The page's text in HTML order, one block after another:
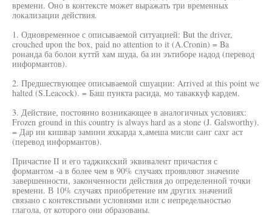
времени. Оно в контексте может выражать три временных
локализации действия.
1. Одновременное с описываемой ситуацией: But the driver,
crouched upon the box, paid no attention to it (A.Cronin) = Ba
ронанда ба болои куттй хам шуда, ба ин эътиборе надод (перевод
информантов).
2. Предшествующее описываемой сшуации: Arrived at this point we
halted (S.Leacock). = Баш пункта расида, мо таваккуф кардем.
3. Действие, постоянно возникающее в аналогичных условиях:
Frozen ground in this country is always hard as a stone (J. Galsworthy).
= Дар ин кишвар замини яхкарда х,амеша мисли санг сахг аст
(перевод информантов).
Причастие II и его таджикский эквивалент причастия с
формантом -а в более чем в 90% случаях проявляют значение
завершенности, законченности действия до определенной точки
времени. В 10% случаях приобретение им других значений
связано с контекстными условиями или с непредельностью
глагола, от которого они образованы.